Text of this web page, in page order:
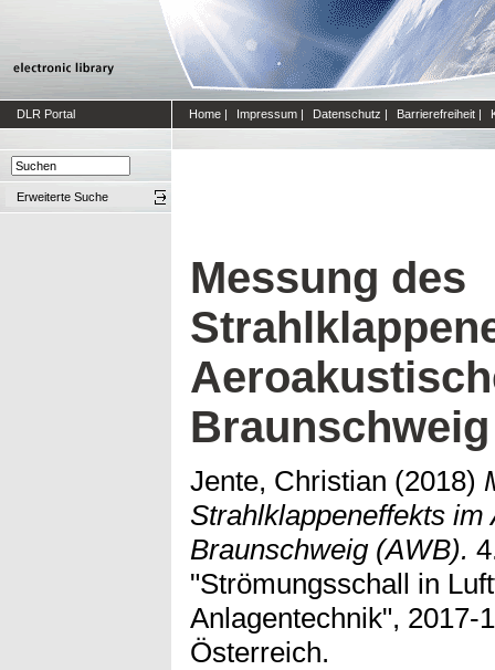
DLR Portal Home | Impressum | Datenschutz | Barrierefreiheit |
Erweiterte Suche
Messung des
Jente, Christian (2018)
Strahlklappeneffekts
Braunschweig (AWB).
"Strömungsschall in
Anlagentechnik", 2017-
Österreich.